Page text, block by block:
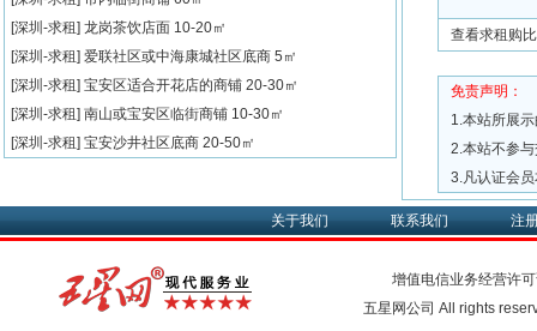
查看求租购
免责声明：
1.本站所展
2.本站不参
3.凡认证会
[深圳-求租] 龙岗茶饮店面 10-20㎡
[深圳-求租] 爱联社区或中海康城社区底商 5㎡
[深圳-求租] 宝安区适合开花店的商铺 20-30㎡
[深圳-求租] 南山或宝安区临街商铺 10-30㎡
[深圳-求租] 宝安沙井社区底商 20-50㎡
关于我们 联系我们 注
增值电信业务经营许
五星网公司 All rights